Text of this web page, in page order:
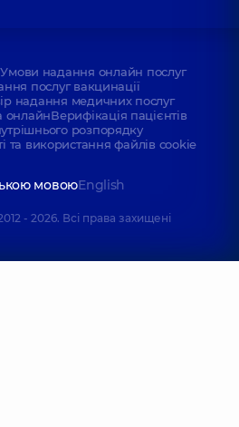
Умови надання онлайн послуг
послуг вакцинації
надання медичних послуг
онлайнВерифікація пацієнтів
розпорядку
та використання файлів cookie
мовоюEnglish
- 2026. Всі права захищені